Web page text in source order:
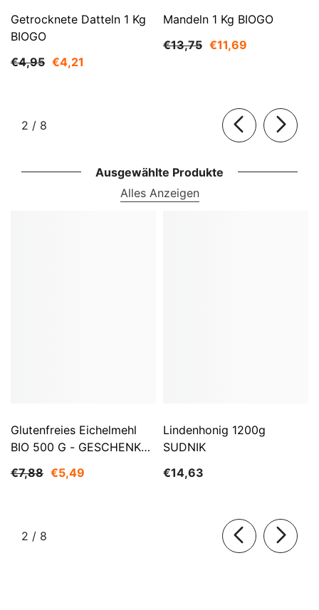
Getrocknete Datteln 1 Kg
BIOGO
€4,95 €4,21
Mandeln 1 Kg BIOGO
€13,75 €11,69
2 / von
8
Ausgewählte Produkte
Alles Anzeigen
Glutenfreies Eichelmehl
BIO 500 G - GESCHENKE
€7,88 €5,49
Lindenhonig 1200g
SUDNIK
€14,63
2 / von
8